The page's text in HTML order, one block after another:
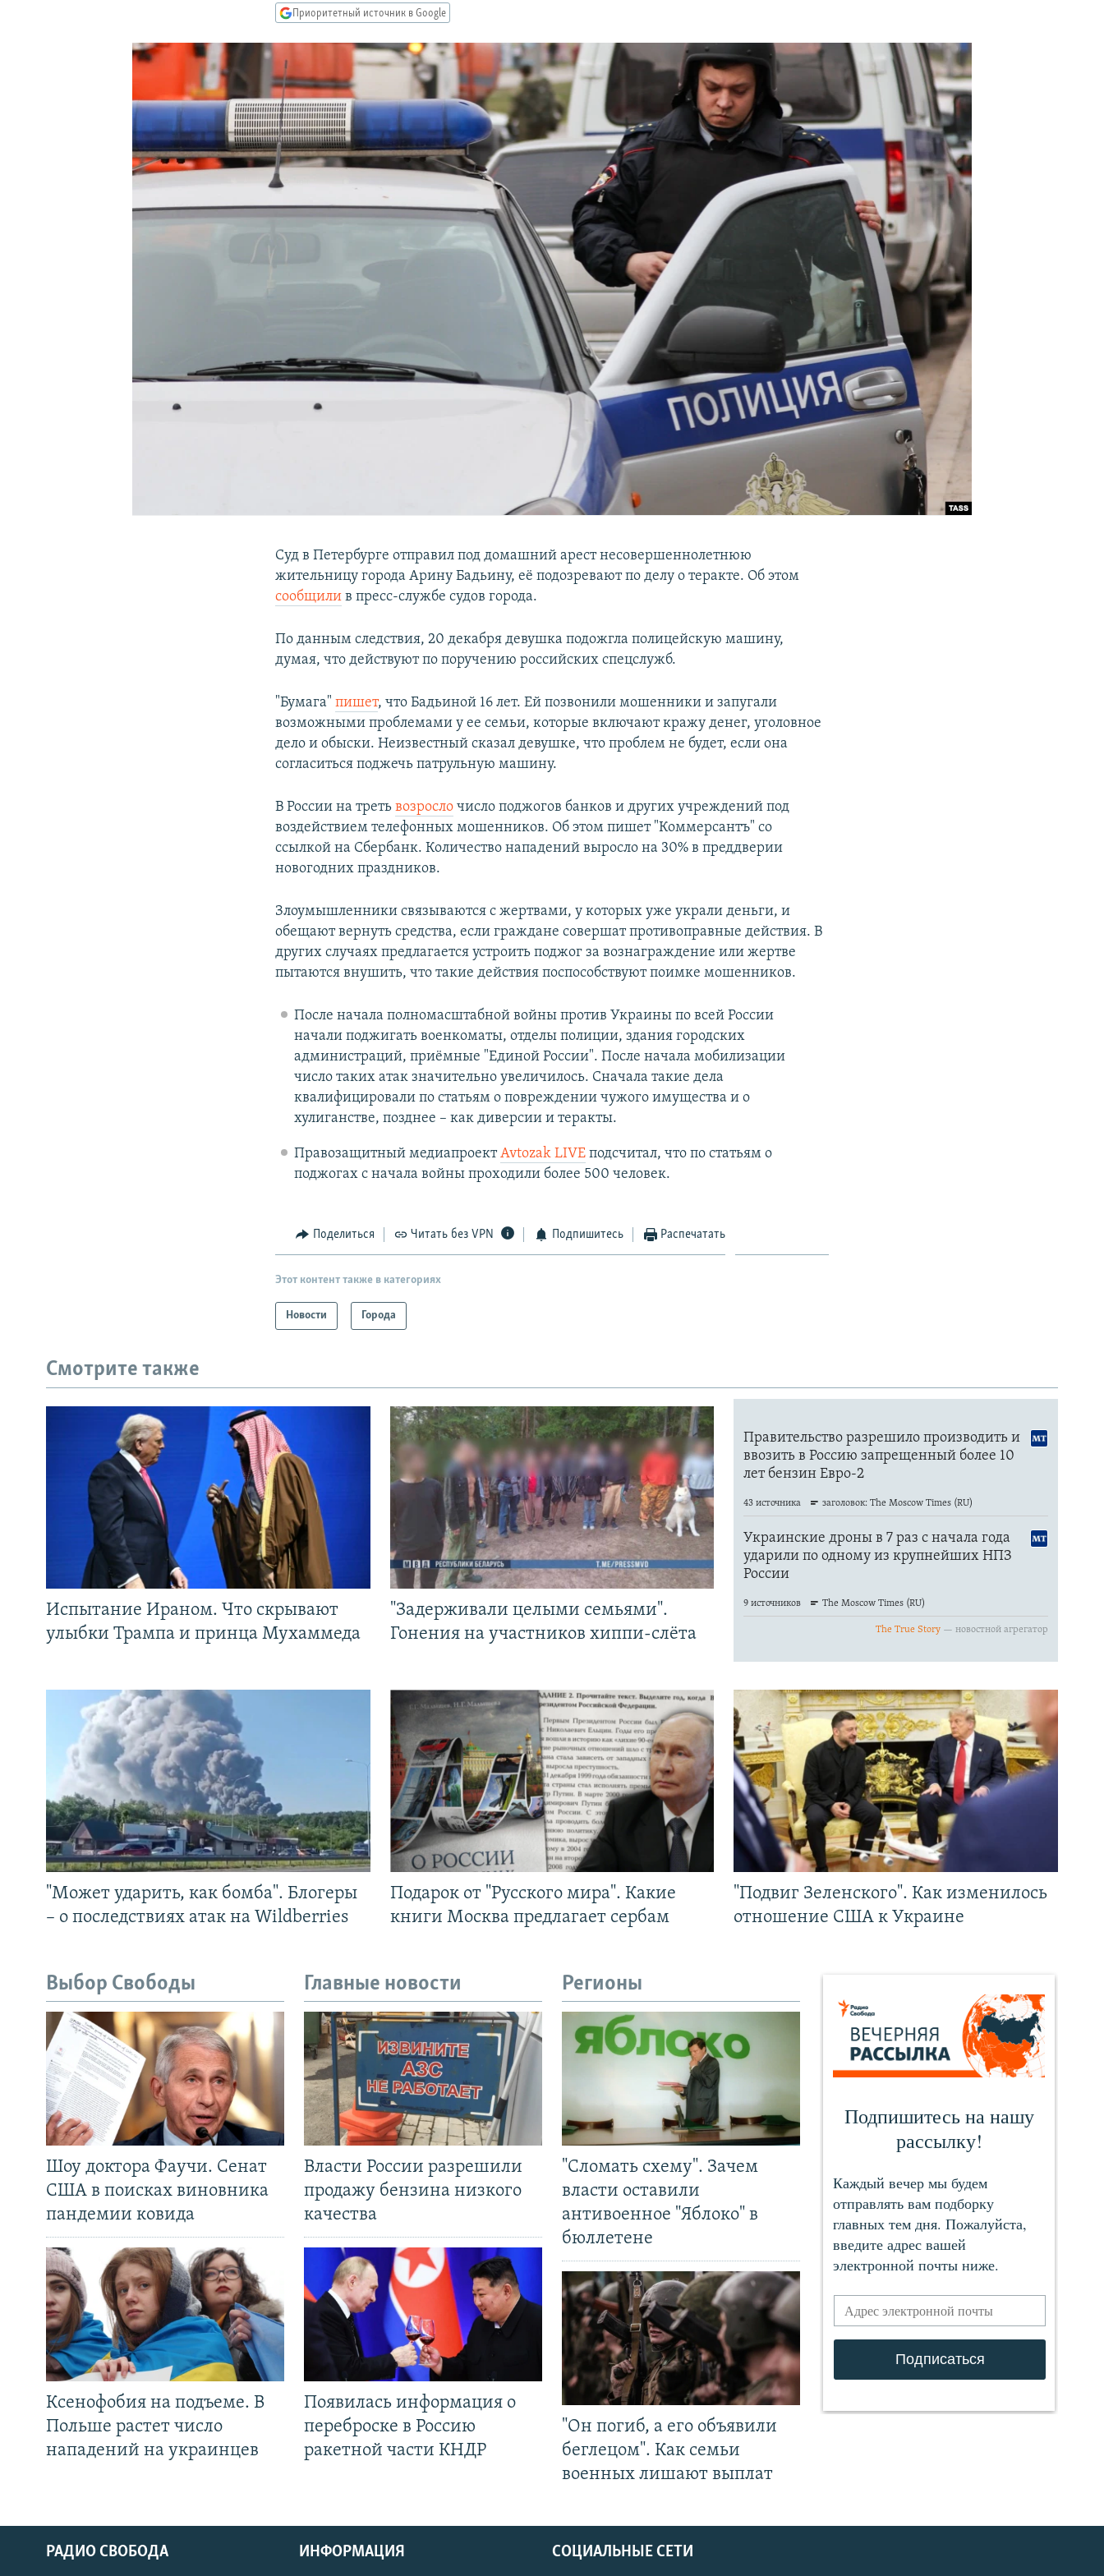
Приоритетный источник в Google
Суд в Петербурге отправил под домашний арест несовершеннолетнюю
жительницу города Арину Бадьину, её подозревают по делу о теракте. Об этом
сообщили в пресс-службе судов города.
По данным следствия, 20 декабря девушка подожгла полицейскую машину,
думая, что действуют по поручению российских спецслужб.
"Бумага"пишет, что Бадьиной 16 лет. Ей позвонили мошенники и запугали
возможными проблемами у ее семьи, которые включают кражу денег, уголовное
дело и обыски. Неизвестный сказал девушке, что проблем не будет, если она
согласиться поджечь патрульную машину.
В России на третьвозросло число поджогов банков и других учреждений под
воздействием телефонных мошенников. Об этом пишет "Коммерсантъ" со
ссылкой на Сбербанк. Количество нападений выросло на 30% в преддверии
новогодних праздников.
Злоумышленники связываются с жертвами, у которых уже украли деньги, и
обещают вернуть средства, если граждане совершат противоправные действия. В
других случаях предлагается устроить поджог за вознаграждение или жертве
пытаются внушить, что такие действия поспособствуют поимке мошенников.
После начала полномасштабной войны против Украины по всей России
начали поджигать военкоматы, отделы полиции, здания городских
администраций, приёмные "Единой России". После начала мобилизации
число таких атак значительно увеличилось. Сначала такие дела
квалифицировали по статьям о повреждении чужого имущества и о
хулиганстве, позднее – как диверсии и теракты.
Правозащитный медиапроектAvtozak LIVEподсчитал, что по статьям о
поджогах с начала войны проходили более 500 человек.
Поделиться Читать без VPN Подпишитесь Распечатать
Этот контент также в категориях
Новости Города
Смотрите также
Испытание Ираном. Что скрывают
улыбки Трампа и принца Мухаммеда
"Задерживали целыми семьями".
Гонения на участников хиппи-слёта
"Может ударить, как бомба". Блогеры
– о последствиях атак на Wildberries
Подарок от "Русского мира". Какие
книги Москва предлагает сербам
"Подвиг Зеленского". Как изменилось
отношение США к Украине
Выбор Свободы
Шоу доктора Фаучи. Сенат
США в поисках виновника
пандемии ковида
Ксенофобия на подъеме. В
Польше растет число
нападений на украинцев
Главные новости
Власти России разрешили
продажу бензина низкого
качества
Появилась информация о
переброске в Россию
ракетной части КНДР
Регионы
"Сломать схему". Зачем
власти оставили
антивоенное "Яблоко" в
бюллетене
"Он погиб, а его объявили
беглецом". Как семьи
военных лишают выплат
СОЦИАЛЬНЫЕ СЕТИ
РАДИО СВОБОДА ИНФОРМАЦИЯ